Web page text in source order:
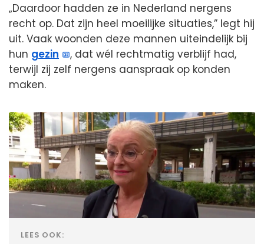
„Daardoor hadden ze in Nederland nergens
recht op. Dat zijn heel moeilijke situaties,” legt hij
uit. Vaak woonden deze mannen uiteindelijk bij
hun gezin
, dat wél rechtmatig verblijf had,
terwijl zij zelf nergens aanspraak op konden
maken.
LEES OOK: